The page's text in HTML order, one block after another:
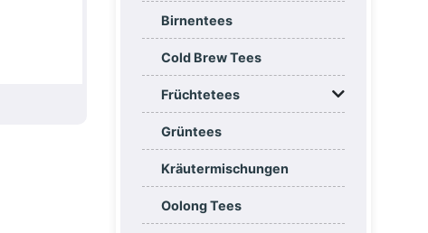
Birnentees
Cold Brew Tees
Früchtetees
Grüntees
Kräutermischungen
Oolong Tees